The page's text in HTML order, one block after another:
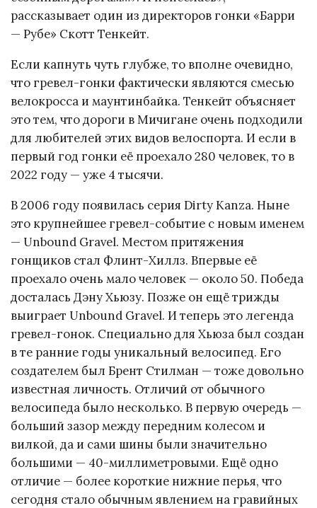
рассказывает один из директоров гонки «Барри
— Рубе» Скотт Тенкейт.
Если капнуть чуть глубже, то вполне очевидно,
что гревел-гонки фактически являются смесью
велокросса и маунтинбайка. Тенкейт объясняет
это тем, что дороги в Мичигане очень подходили
для любителей этих видов велоспорта. И если в
первый год гонки её проехало 280 человек, то в
2022 году — уже 4 тысячи.
В 2006 году появилась серия Dirty Kanza. Ныне
это крупнейшее гревел-событие с новым именем
— Unbound Gravel. Местом притяжения
гонщиков стал Флинт-Хиллз. Впервые её
проехало очень мало человек — около 50. Победа
досталась Дэну Хьюзу. Позже он ещё трижды
выиграет Unbound Gravel. И теперь это легенда
гревел-гонок. Специально для Хьюза был создан
в те ранние годы уникальный велосипед. Его
создателем был Брент Стилман — тоже довольно
известная личность. Отличий от обычного
велосипеда было несколько. В первую очередь —
больший зазор между передним колесом и
вилкой, да и сами шины были значительно
большими — 40-миллиметровыми. Ещё одно
отличие — более короткие нижние перья, что
сегодня стало обычным явлением на гравийных